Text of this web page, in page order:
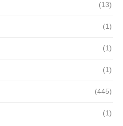
(13)
(1)
(1)
(1)
(445)
(1)